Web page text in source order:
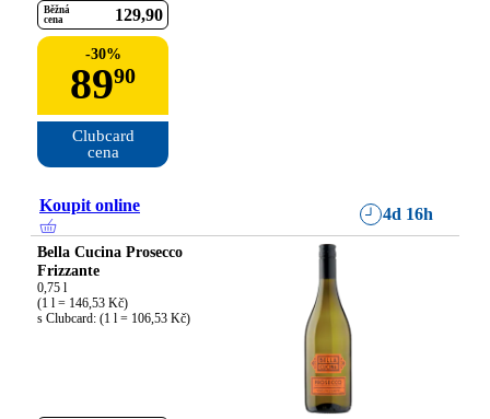
Běžná
cena
129 90
-30%
8990
Clubcard
cena
Koupit online 4d 16h
Bella Cucina Prosecco
Frizzante
0,75 l
(1 l = 146,53 Kč)
s Clubcard: (1 l = 106,53 Kč)